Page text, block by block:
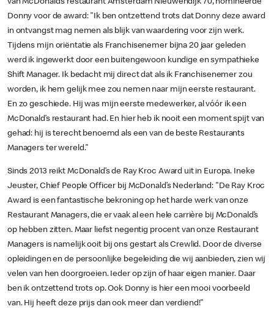
van McDonald’s restaurant Amsterdam Nieuwendijk 70, nomineerde
Donny voor de award: "Ik ben ontzettend trots dat Donny deze award
in ontvangst mag nemen als blijk van waardering voor zijn werk.
Tijdens mijn oriëntatie als Franchisenemer bijna 20 jaar geleden
werd ik ingewerkt door een buitengewoon kundige en sympathieke
Shift Manager. Ik bedacht mij direct dat als ik Franchisenemer zou
worden, ik hem gelijk mee zou nemen naar mijn eerste restaurant.
En zo geschiede. Hij was mijn eerste medewerker, al vóór ik een
McDonald’s restaurant had. En hier heb ik nooit een moment spijt van
gehad: hij is terecht benoemd als een van de beste Restaurants
Managers ter wereld."
Sinds 2013 reikt McDonald’s de Ray Kroc Award uit in Europa. Ineke
Jeuster, Chief People Officer bij McDonald’s Nederland: "De Ray Kroc
Award is een fantastische bekroning op het harde werk van onze
Restaurant Managers, die er vaak al een hele carrière bij McDonald’s
op hebben zitten. Maar liefst negentig procent van onze Restaurant
Managers is namelijk ooit bij ons gestart als Crewlid. Door de diverse
opleidingen en de persoonlijke begeleiding die wij aanbieden, zien wij
velen van hen doorgroeien. Ieder op zijn of haar eigen manier. Daar
ben ik ontzettend trots op. Ook Donny is hier een mooi voorbeeld
van. Hij heeft deze prijs dan ook meer dan verdiend!"